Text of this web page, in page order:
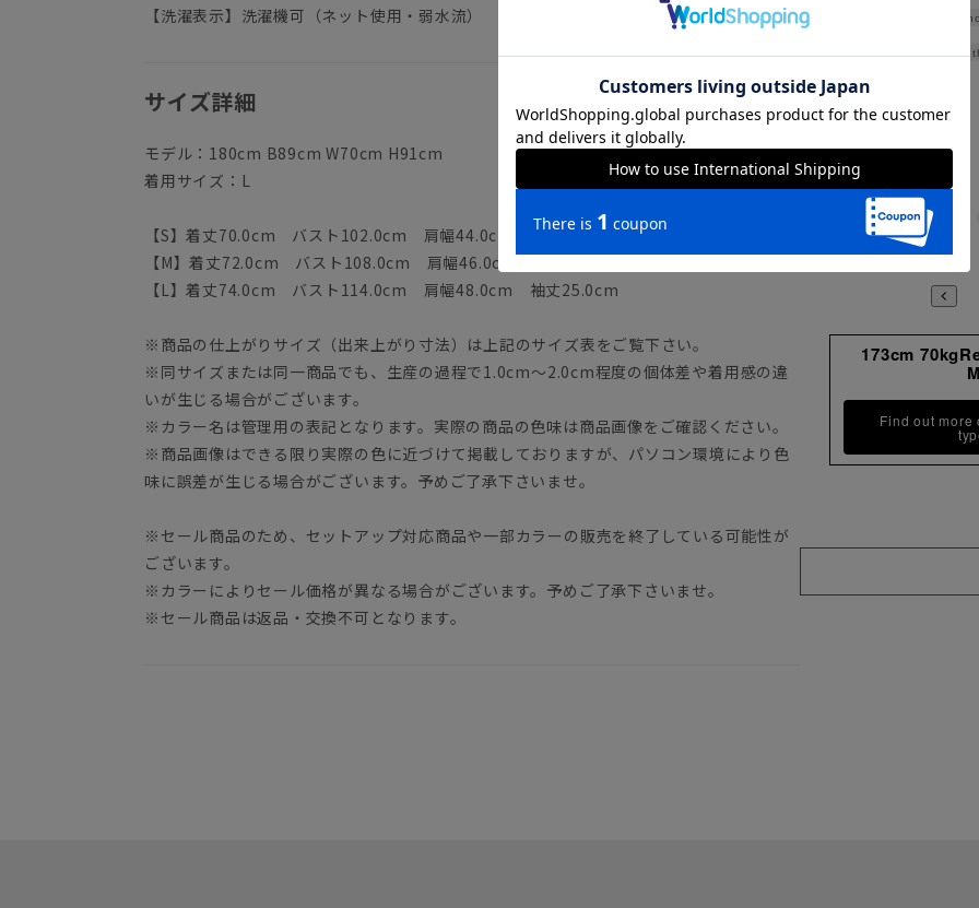
【洗濯表示】洗濯機可（ネット使用・弱水流）
サイズ詳細
モデル：180cm B89cm W70cm H91cm
着用サイズ：L
【S】着丈70.0cm バスト102.0cm 肩幅44.0cm 袖丈23.0cm
【M】着丈72.0cm バスト108.0cm 肩幅46.0cm 袖丈24.0cm
【L】着丈74.0cm バスト114.0cm 肩幅48.0cm 袖丈25.0cm
※商品の仕上がりサイズ（出来上がり寸法）は上記のサイズ表をご覧下さい。
※同サイズまたは同一商品でも、生産の過程で1.0cm～2.0cm程度の個体差や着用感の違
いが生じる場合がございます。
※カラー名は管理用の表記となります。実際の商品の色味は商品画像をご確認ください。
※商品画像はできる限り実際の色に近づけて掲載しておりますが、パソコン環境により色
味に誤差が生じる場合がございます。予めご了承下さいませ。
※セール商品のため、セットアップ対応商品や一部カラーの販売を終了している可能性が
ございます。
※カラーによりセール価格が異なる場合がございます。予めご了承下さいませ。
※セール商品は返品・交換不可となります。
173cm
M
Find out more